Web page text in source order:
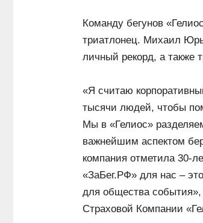
Команду бегунов
триатлонец. Михаил
личный рекорд, а также
«Я считаю
тысячи людей, чтобы
Мы в «Гелиос»
важнейшим аспектом
компания отметила 30-
«ЗаБег.РФ» для нас –
для общества
Страховой Компании